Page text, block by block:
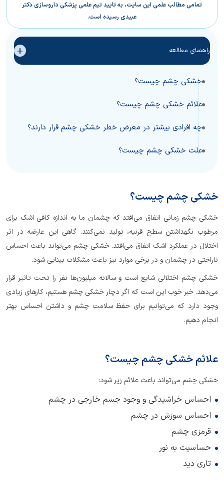
تمامی مطالب علمی این سایت، به تایید تیم علمی پزشکی داروسازی دکتر
عبیدی رسیده است.
راهنمای مطالعه +
خشکی چشم چیست؟
علائم خشکی چشم چیست؟
چه افرادی بیشتر در معرض خطر خشکی چشم قرار دارند؟
علت خشکی چشم چیست؟
خشکی چشم چیست؟
خشکی چشم زمانی اتفاق می‌افتد که چشمان ما به اندازه کافی اشک برای
مرطوب نگهداشتن سطح قرنیه، تولید نمی‌کنند. گاهی این عارضه در اثر
اختلال در عملکرد اشک اتفاق می‌افتد. خشکی چشم می‌تواند باعث احساس
ناراحتی در چشمان و در برخی موارد نیز باعث مشکلات بینایی شود.
خشکی چشم اختلالی شایع است و سالانه میلیون‌ها نفر را تحت تاثیر قرار
می‌دهد. خبر خوب این است که اگر دچار خشکی چشم هستیم، کارهای زیادی
وجود دارد که می‌توانیم برای حفظ سلامت چشم و داشتن احساس بهتر
انجام دهیم.
علائم خشکی چشم چیست؟
خشکی چشم می‌تواند باعث علائم زیر شود:
احساس خراشیدگی و وجود جسم خارجی در چشم
احساس سوزش در چشم
قرمزی چشم
حساسیت به نور
تاری دید